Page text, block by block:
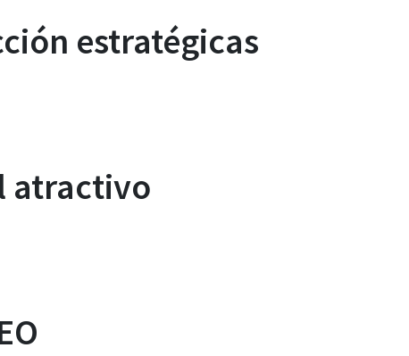
estratégicas
atractivo